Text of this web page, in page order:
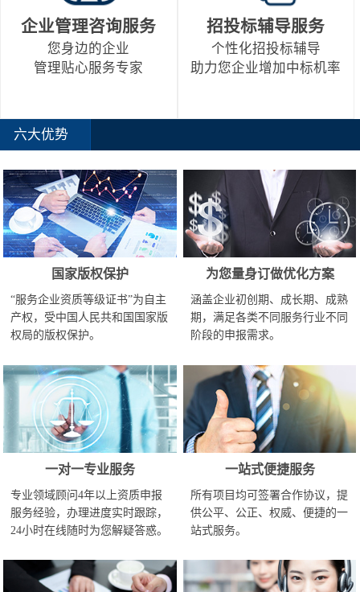
企业管理咨询服务
您身边的企业
管理贴心服务专家
招投标辅导服务
个性化招投标辅导
助力您企业增加中标机率
六大优势
国家版权保护
“服务企业资质等级证书”为自主
产权，受中国人民共和国国家版
权局的版权保护。
为您量身订做优化方案
涵盖企业初创期、成长期、成熟
期，满足各类不同服务行业不同
阶段的申报需求。
一对一专业服务
专业领域顾问4年以上资质申报
服务经验，办理进度实时跟踪，
24小时在线随时为您解疑答惑。
一站式便捷服务
所有项目均可签署合作协议，提
供公平、公正、权威、便捷的一
站式服务。